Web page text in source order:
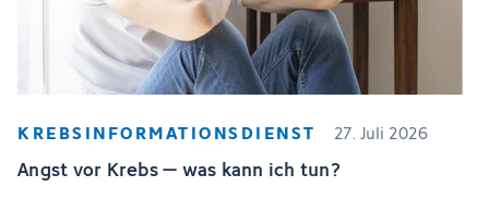
KREBSINFORMATIONSDIENST 27. Juli 2026
Angst vor Krebs – was kann ich tun?